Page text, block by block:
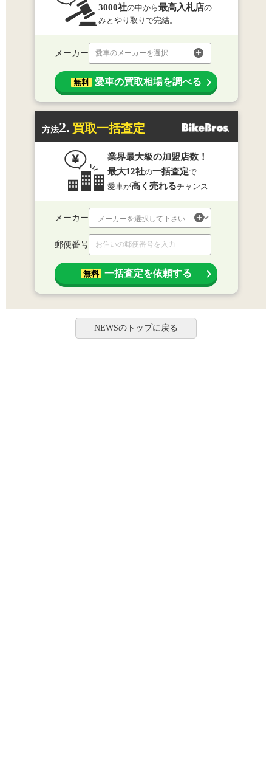
3000社の中から最高入札店の
みとやり取りで完結。
メーカー 愛車のメーカーを選択
無料 愛車の買取相場を調べる
方法2. 買取一括査定
業界最大級の加盟店数！
最大12社の一括査定で
愛車が高く売れるチャンス
メーカー
郵便番号
無料 一括査定を依頼する
NEWSのトップに戻る